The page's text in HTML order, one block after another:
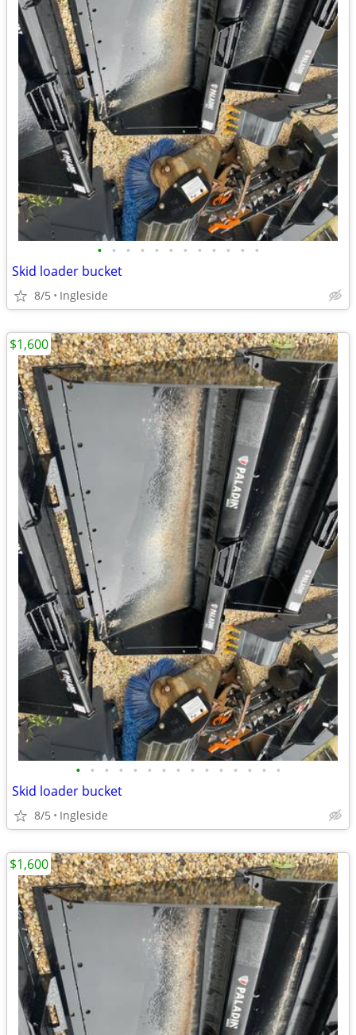
• • • • • • • • • • • •
Skid loader bucket
8/5 Ingleside
• • • • • • • • • • • • • • •
Skid loader bucket
8/5 Ingleside
$1,600
$1,600